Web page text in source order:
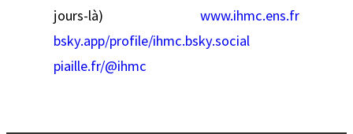
jours-là) www.ihmc.ens.fr
bsky.app/profile/ihmc.bsky.social
piaille.fr/@ihmc